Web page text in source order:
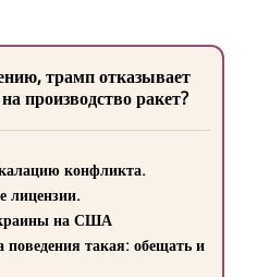
трамп отказывает
производство ракет?
конфликта.
лицензии.
на США
поведения такая: обещать и